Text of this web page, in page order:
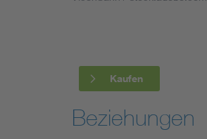
Mobility
Smart Cities
Kaufen
Beziehungen